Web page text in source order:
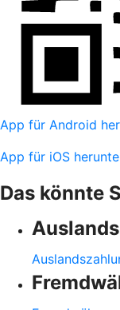
App für Android
App für iOS
Das könnte